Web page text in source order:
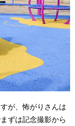
が、怖がりさんは
ずは記念撮影から